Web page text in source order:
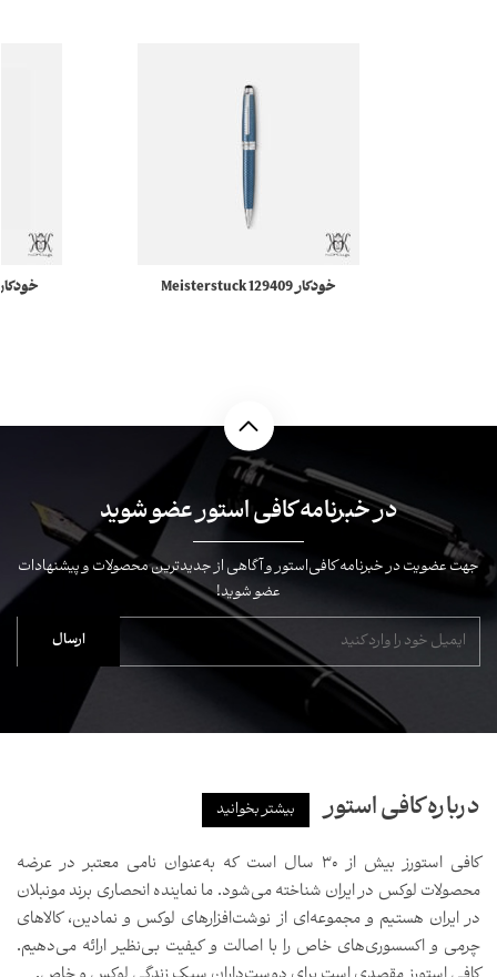
خودکار 129409 Meisterstuck
در خبرنامه کافی استور عضو شوید
جهت عضویت در خبرنامه کافی‌استور و آگاهی از جدیدترین محصولات و پیشنهادات
عضو شوید!
درباره کافی استور بیشتر بخوانید
کافی استورز بیش از ۳۰ سال است که به‌عنوان نامی معتبر در عرضه
محصولات لوکس در ایران شناخته می‌شود. ما نماینده انحصاری برند مونبلان
در ایران هستیم و مجموعه‌ای از نوشت‌افزارهای لوکس و نمادین، کالاهای
چرمی و اکسسوری‌های خاص را با اصالت و کیفیت بی‌نظیر ارائه می‌دهیم.